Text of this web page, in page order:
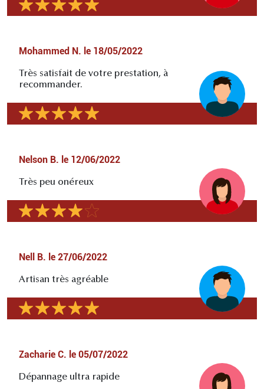
Mohammed N. le 18/05/2022
Très satisfait de votre prestation, à
recommander.
Nelson B. le 12/06/2022
Très peu onéreux
Nell B. le 27/06/2022
Artisan très agréable
Zacharie C. le 05/07/2022
Dépannage ultra rapide